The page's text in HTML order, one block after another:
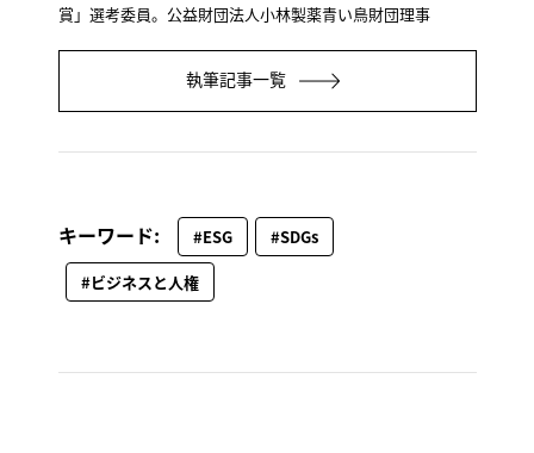
賞」選考委員。公益財団法人小林製薬青い鳥財団理事
執筆記事一覧
キーワード: #ESG
#SDGs
#ビジネスと人権